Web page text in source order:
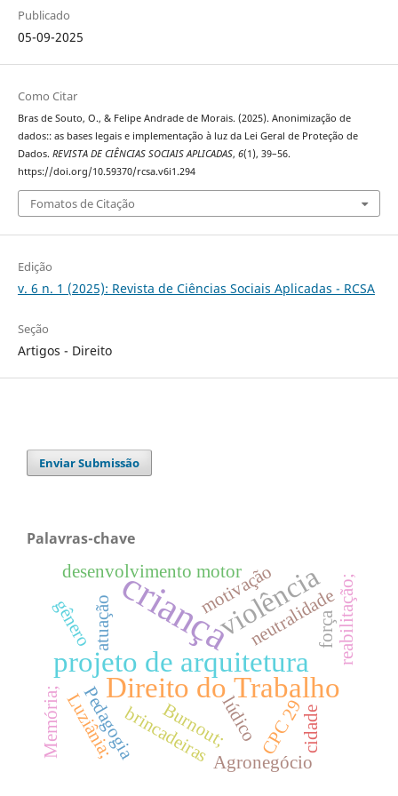
Publicado
05-09-2025
Como Citar
Bras de Souto, O., & Felipe Andrade de Morais. (2025). Anonimização de
dados:: as bases legais e implementação à luz da Lei Geral de Proteção de
Dados. REVISTA DE CIÊNCIAS SOCIAIS APLICADAS, 6(1), 39–56.
https://doi.org/10.59370/rcsa.v6i1.294
Fomatos de Citação
Edição
v. 6 n. 1 (2025): Revista de Ciências Sociais Aplicadas - RCSA
Seção
Artigos - Direito
Enviar Submissão
Palavras-chave
criança
projeto de arquitetura
Direito do Trabalho
violência
lúdico
atuação
Pedagogia
desenvolvimento motor
neutralidade
brincadeiras CPC 29
força
motivação
Burnout; cidade
gênero
Agronegócio
Luziânia;
reabilitação;
Memória;